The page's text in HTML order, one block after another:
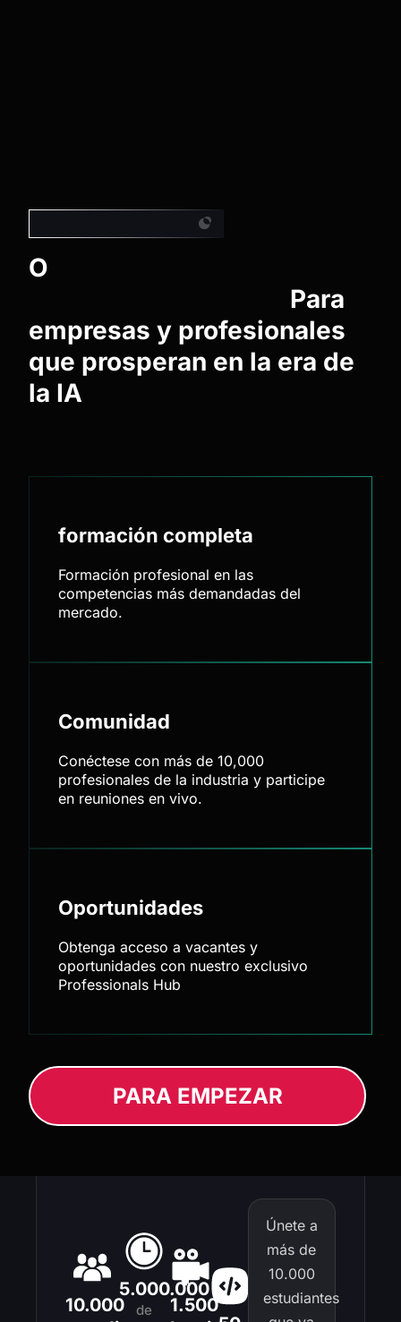
O
Para
empresas y profesionales
que prosperan en la era de
la IA
formación completa
Formación profesional en las
competencias más demandadas del
mercado.
Comunidad
Conéctese con más de 10,000
profesionales de la industria y participe
en reuniones en vivo.
Oportunidades
Obtenga acceso a vacantes y
oportunidades con nuestro exclusivo
Professionals Hub
PARA EMPEZAR
10.000
5.000.000
de
1.500
Únete a
más de
10.000
estudiantes